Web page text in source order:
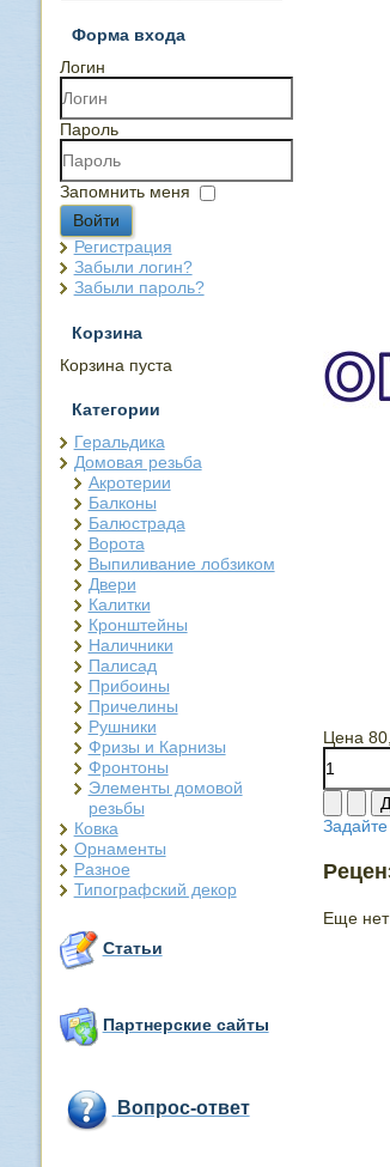
Форма входа
Логин
Пароль
Запомнить меня
Войти
Регистрация
Забыли логин?
Забыли пароль?
Корзина
Корзина пуста
Категории
Геральдика
Домовая резьба
Акротерии
Балконы
Балюстрада
Ворота
Выпиливание лобзиком
Двери
Калитки
Кронштейны
Наличники
Палисад
Прибоины
Причелины
Рушники
Фризы и Карнизы
Фронтоны
Элементы домовой
резьбы
Ковка
Орнаменты
Разное
Типографский декор
Статьи
Партнерские сайты
Вопрос-ответ
Цена
Еще нет